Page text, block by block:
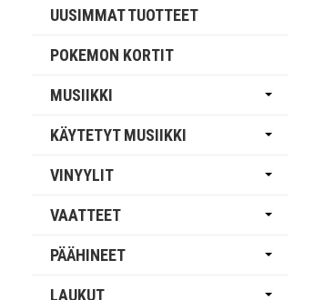
UUSIMMAT TUOTTEET
POKEMON KORTIT
MUSIIKKI
KÄYTETYT MUSIIKKI
VINYYLIT
VAATTEET
PÄÄHINEET
LAUKUT